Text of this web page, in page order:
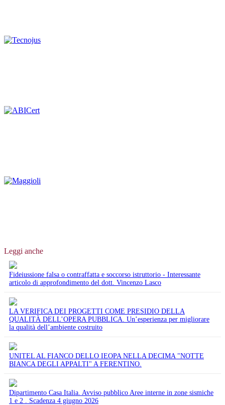
Leggi anche
Fideiussione falsa o contraffatta e soccorso istruttorio - Interessante
articolo di approfondimento del dott. Vincenzo Lasco
LA VERIFICA DEI PROGETTI COME PRESIDIO DELLA
QUALITÀ DELL’OPERA PUBBLICA. Un’esperienza per migliorare
la qualità dell’ambiente costruito
UNITEL AL FIANCO DELLO IEOPA NELLA DECIMA "NOTTE
BIANCA DEGLI APPALTI" A FERENTINO.
Dipartimento Casa Italia. Avviso pubblico Aree interne in zone sismiche
1 e 2 . Scadenza 4 giugno 2026